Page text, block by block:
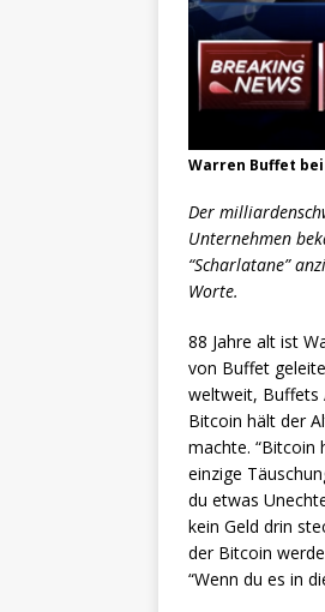
Warren Buffet bei
Der
Unternehmen
“Scharlatane”
Worte.
88 Jahre alt ist
von Buffet
weltweit, Buffets
Bitcoin hält der
machte. “Bitcoin
einzige
du etwas
kein Geld drin
der Bitcoin
“Wenn du es in